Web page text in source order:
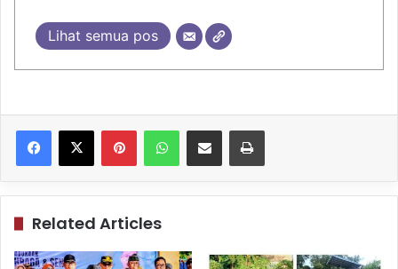
Lihat semua pos
PinterestWhatsAppShare via Email Print
Related Articles